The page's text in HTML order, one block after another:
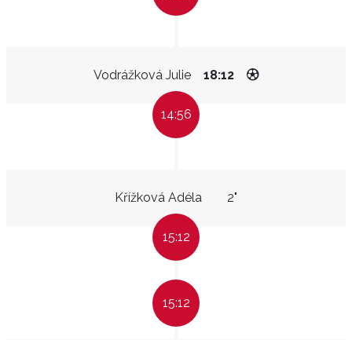
Vodrážková Julie 18:12
14:56
Křížková Adéla 2"
15:12
15:12